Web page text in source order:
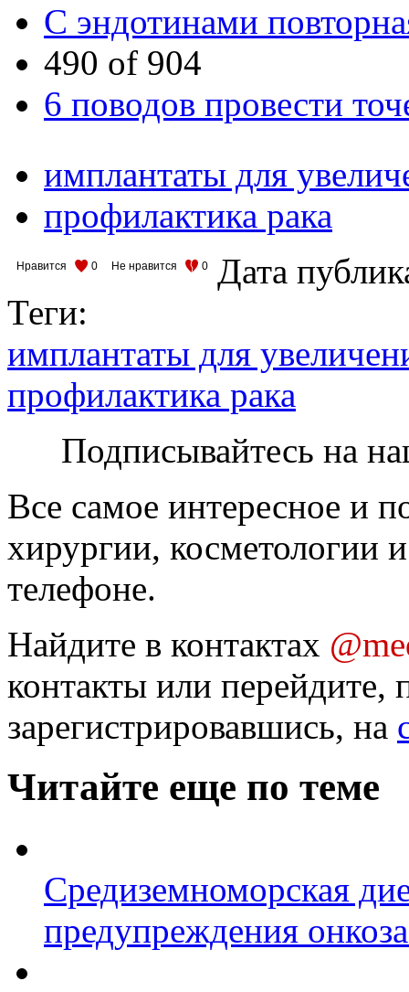
С эндотинами
490 of 904
6 поводов провести
имплантаты для
профилактика рака
Нравится 0 Не нравится 0
Дата
Теги:
имплантаты для
профилактика рака
Подписывайтесь на
Все самое интересное и
хирургии, косметологии
телефоне.
Найдите в контактах
контакты или перейдите,
зарегистрировавшись, на
Читайте еще по теме
Средиземноморская
предупреждения